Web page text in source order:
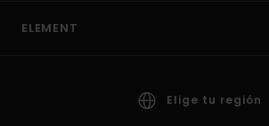
ELEMENT
Elige tu región